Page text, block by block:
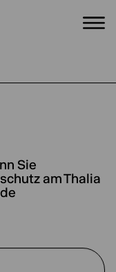
Sie
am Thalia